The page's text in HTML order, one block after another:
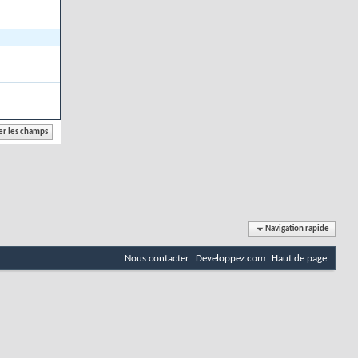
Navigation rapide
Nous contacter Developpez.com Haut de page